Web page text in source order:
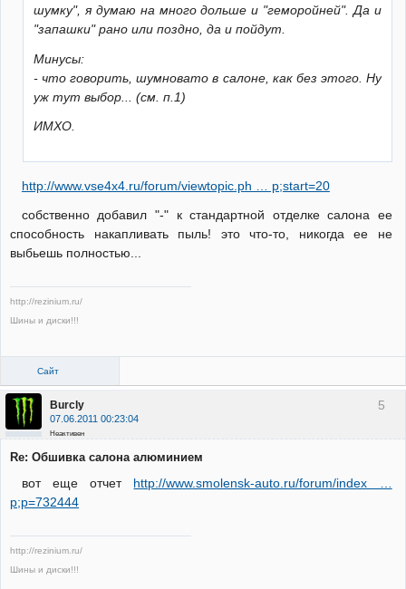
шумку", я думаю на много дольше и "геморойней". Да и
"запашки" рано или поздно, да и пойдут.
Минусы:
- что говорить, шумновато в салоне, как без этого. Ну
уж тут выбор... (см. п.1)
ИМХО.
http://www.vse4x4.ru/forum/viewtopic.ph … p;start=20
собственно добавил "-" к стандартной отделке салона ее
способность накапливать пыль! это что-то, никогда ее не
выбьешь полностью...
http://rezinium.ru/
Шины и диски!!!
Сайт
5
Burcly
07.06.2011 00:23:04
Неактивен
Re: Обшивка салона алюминием
вот еще отчет http://www.smolensk-auto.ru/forum/index …
p;p=732444
http://rezinium.ru/
Шины и диски!!!